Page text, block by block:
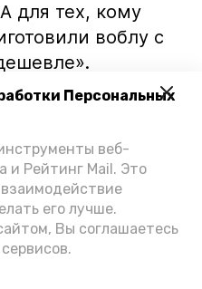
Персональных
веб-
и Рейтинг Mail. Это
его лучше.
Вы соглашаетесь
для тех, кому
воблу с